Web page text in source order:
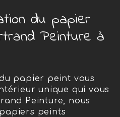
du papier
Peinture à
papier peint vous
unique qui vous
Peinture, nous
peints